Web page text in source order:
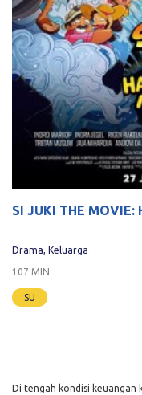
SI JUKI THE MOVIE:
Drama, Keluarga
107 MIN.
SU
Di tengah kondisi keuangan